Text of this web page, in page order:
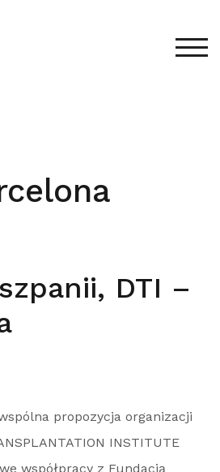
DTI –
propozycja organizacji
INSTITUTE
współpracy z Fundacją